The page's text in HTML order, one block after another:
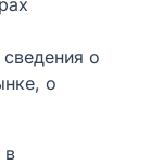
о
о
в